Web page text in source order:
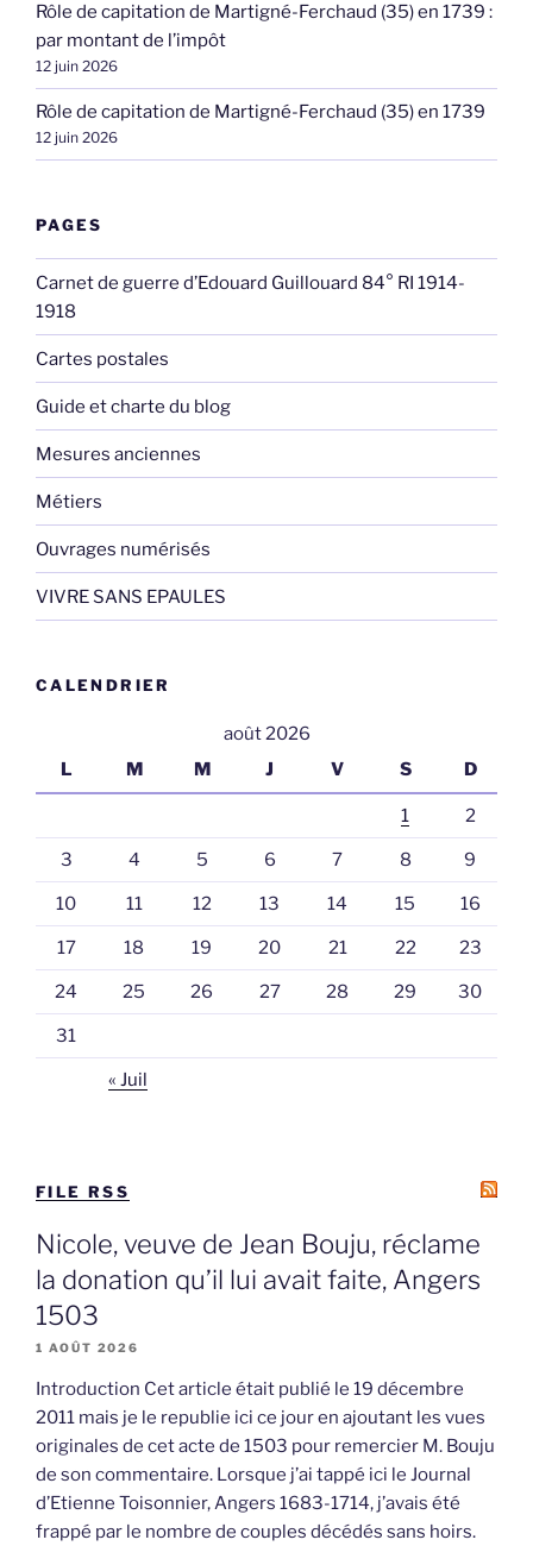
Rôle de capitation de Martigné-Ferchaud (35) en 1739 :
par montant de l’impôt
12 juin 2026
Rôle de capitation de Martigné-Ferchaud (35) en 1739
12 juin 2026
PAGES
Carnet de guerre d’Edouard Guillouard 84° RI 1914-
1918
Cartes postales
Guide et charte du blog
Mesures anciennes
Métiers
Ouvrages numérisés
VIVRE SANS EPAULES
CALENDRIER
août 2026
L
M M J V S D
1 2
3 4 5 6 7 8 9
10 11 12 13 14 15 16
17 18 19 20 21 22 23
24 25 26 27 28 29 30
31
« Juil
FILE RSS
Nicole, veuve de Jean Bouju, réclame
la donation qu’il lui avait faite, Angers
1503
1 AOÛT 2026
Introduction Cet article était publié le 19 décembre
2011 mais je le republie ici ce jour en ajoutant les vues
originales de cet acte de 1503 pour remercier M. Bouju
de son commentaire. Lorsque j’ai tappé ici le Journal
d’Etienne Toisonnier, Angers 1683-1714, j’avais été
frappé par le nombre de couples décédés sans hoirs.